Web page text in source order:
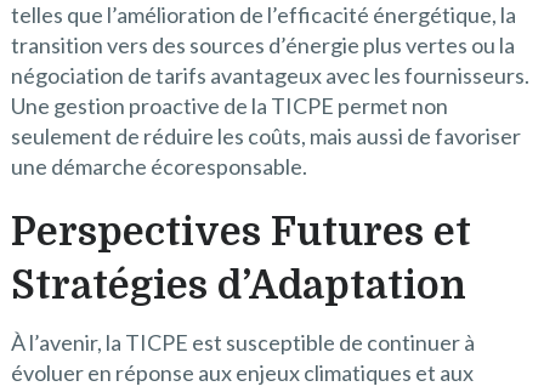
telles que l’amélioration de l’efficacité énergétique, la
transition vers des sources d’énergie plus vertes ou la
négociation de tarifs avantageux avec les fournisseurs.
Une gestion proactive de la TICPE permet non
seulement de réduire les coûts, mais aussi de favoriser
une démarche écoresponsable.
Perspectives Futures et
Stratégies d’Adaptation
À l’avenir, la TICPE est susceptible de continuer à
évoluer en réponse aux enjeux climatiques et aux